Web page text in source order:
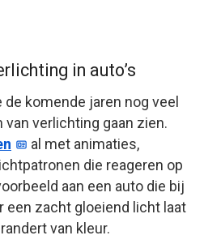
in auto’s
komende jaren nog veel
verlichting gaan zien.
al met animaties,
die reageren op
aan een auto die bij
een zacht gloeiend licht laat
van kleur.